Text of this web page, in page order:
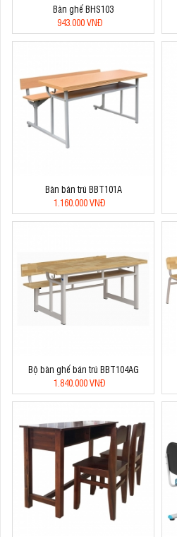
Bàn ghế BHS103
943.000 VNĐ
Bàn bán trú BBT101A
1.160.000 VNĐ
Bộ bàn ghế bán trú BBT104AG
1.840.000 VNĐ